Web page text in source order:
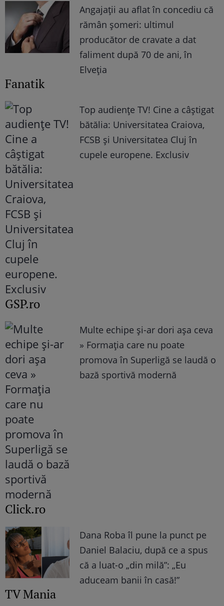
Angajații au aflat în concediu că
rămân șomeri: ultimul
producător de cravate a dat
faliment după 70 de ani, în
Elveția
Fanatik
Top audienţe TV! Cine a câştigat
bătălia: Universitatea Craiova,
FCSB şi Universitatea Cluj în
cupele europene. Exclusiv
GSP.ro
Multe echipe și-ar dori așa ceva
» Formația care nu poate
promova în Superligă se laudă o
bază sportivă modernă
Click.ro
Dana Roba îl pune la punct pe
Daniel Balaciu, după ce a spus
că a luat-o „din milă”: „Eu
aduceam banii în casă!”
TV Mania